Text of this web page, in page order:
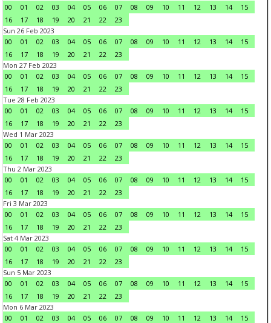
00
01 02 03 04 05 06 07 08 09 10 11 12 13 14
15
16
17 18 19 20 21 22
23
Sun 26 Feb 2023
00
01 02 03 04 05 06 07 08 09 10 11 12 13 14
15
16
17 18 19 20 21 22
23
Mon 27 Feb 2023
00
01 02 03 04 05 06 07 08 09 10 11 12 13 14
15
16
17 18 19 20 21 22
23
Tue 28 Feb 2023
00
01 02 03 04 05 06 07 08 09 10 11 12 13 14
15
16
17 18 19 20 21 22
23
Wed 1 Mar 2023
00
01 02 03 04 05 06 07 08 09 10 11 12 13 14
15
16
17 18 19 20 21 22
23
Thu 2 Mar 2023
00
01 02 03 04 05 06 07 08 09 10 11 12 13 14
15
16
17 18 19 20 21 22
23
Fri 3 Mar 2023
00
01 02 03 04 05 06 07 08 09 10 11 12 13 14
15
16
17 18 19 20 21 22
23
Sat 4 Mar 2023
00
01 02 03 04 05 06 07 08 09 10 11 12 13 14
15
16
17 18 19 20 21 22
23
Sun 5 Mar 2023
00
01 02 03 04 05 06 07 08 09 10 11 12 13 14
15
16
17 18 19 20 21 22
23
Mon 6 Mar 2023
00
01 02 03 04 05 06 07 08 09 10 11 12 13 14
15